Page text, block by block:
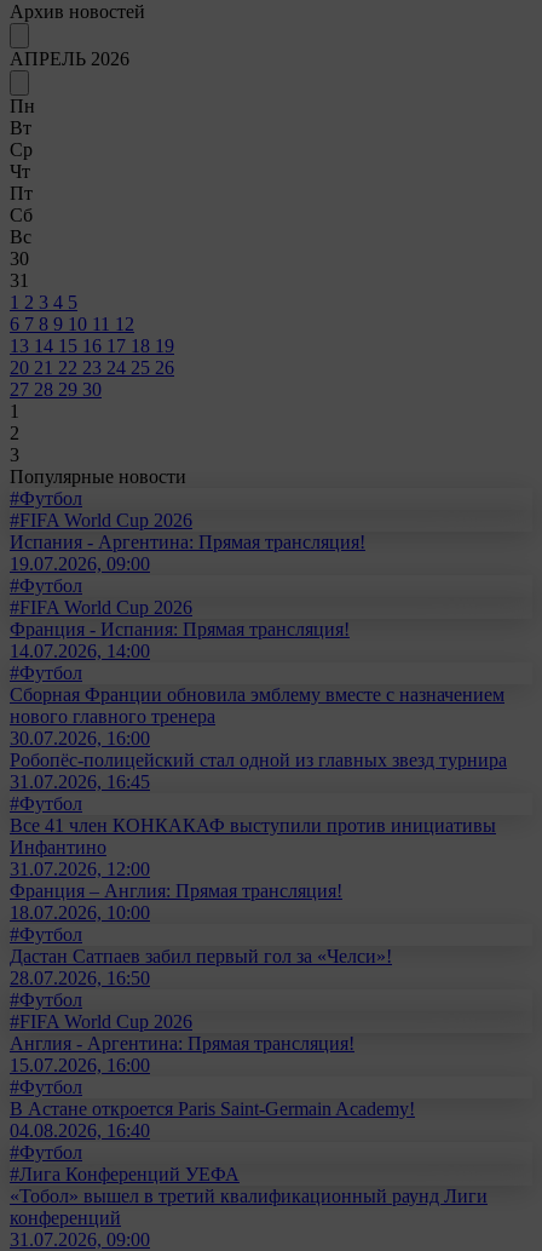
Архив новостей
АПРЕЛЬ 2026
Пн
Вт
Ср
Чт
Пт
Сб
Вс
30
31
1 2 3 4 5
6 7 8 9 10 11 12
13 14 15 16 17 18 19
20 21 22 23 24 25 26
27 28 29 30
1
2
3
Популярные новости
#Футбол
#FIFA World Cup 2026
Испания - Аргентина: Прямая трансляция!
19.07.2026, 09:00
#Футбол
#FIFA World Cup 2026
Франция - Испания: Прямая трансляция!
14.07.2026, 14:00
#Футбол
Сборная Франции обновила эмблему вместе с назначением
нового главного тренера
30.07.2026, 16:00
Робопёс-полицейский стал одной из главных звезд турнира
31.07.2026, 16:45
#Футбол
Все 41 член КОНКАКАФ выступили против инициативы
Инфантино
31.07.2026, 12:00
Франция – Англия: Прямая трансляция!
18.07.2026, 10:00
#Футбол
Дастан Сатпаев забил первый гол за «Челси»!
28.07.2026, 16:50
#Футбол
#FIFA World Cup 2026
Англия - Аргентина: Прямая трансляция!
15.07.2026, 16:00
#Футбол
В Астане откроется Paris Saint-Germain Academy!
04.08.2026, 16:40
#Футбол
#Лига Конференций УЕФА
«Тобол» вышел в третий квалификационный раунд Лиги
конференций
31.07.2026, 09:00